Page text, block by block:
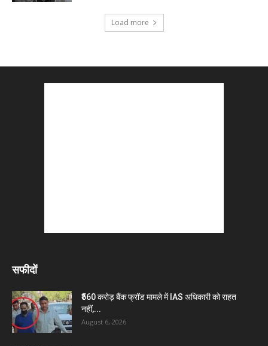
Load more
सफीदों
₹560 करोड़ बैंक फ्रॉड मामले में IAS अधिकारी को राहत
नहीं,...
August 6, 2026